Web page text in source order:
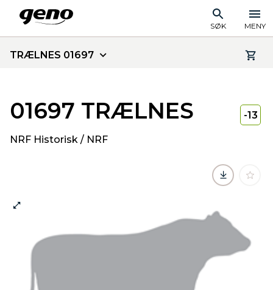
SØK MENY
TRÆLNES 01697
01697 TRÆLNES
NRF Historisk / NRF
-13